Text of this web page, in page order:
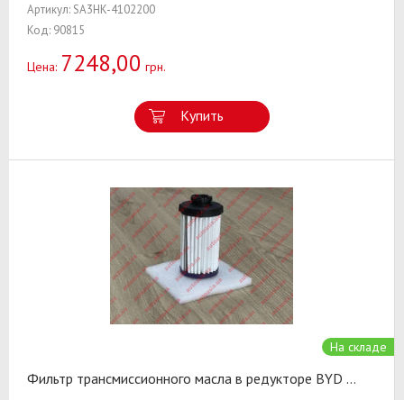
Артикул: SA3HK-4102200
Код: 90815
Цена: 7248,00 грн.
Купить
На складе
Фильтр трансмиссионного масла в редукторе BYD ...